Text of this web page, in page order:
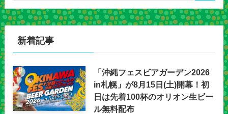
新着記事
「沖縄フェスビアガーデン2026
in札幌」が8月15日(土)開幕！初
日は先着100杯のオリオン生ビー
ル無料配布